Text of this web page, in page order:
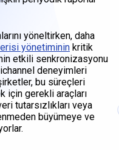
yöneltirken, daha
yönetiminin kritik
etkili senkronizasyonu
deneyimleri
bu süreçleri
için gerekli araçları
tutarsızlıkları veya
büyümeye ve